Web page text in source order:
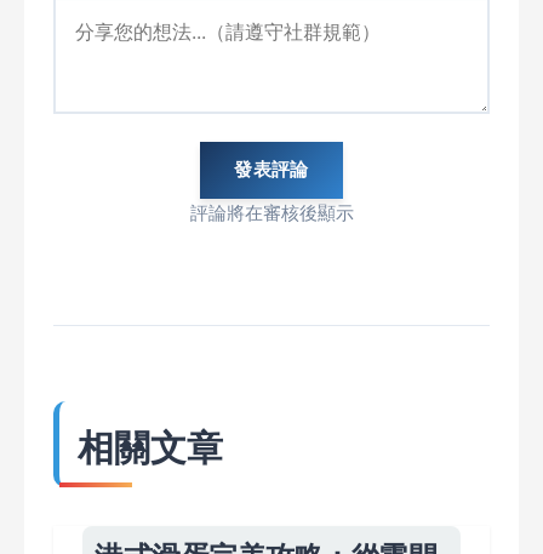
發表評論
評論將在審核後顯示
相關文章